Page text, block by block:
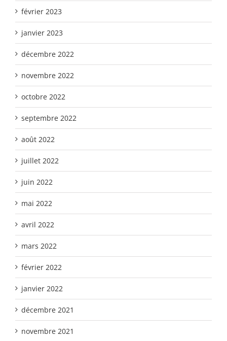
février 2023
janvier 2023
décembre 2022
novembre 2022
octobre 2022
septembre 2022
août 2022
juillet 2022
juin 2022
mai 2022
avril 2022
mars 2022
février 2022
janvier 2022
décembre 2021
novembre 2021